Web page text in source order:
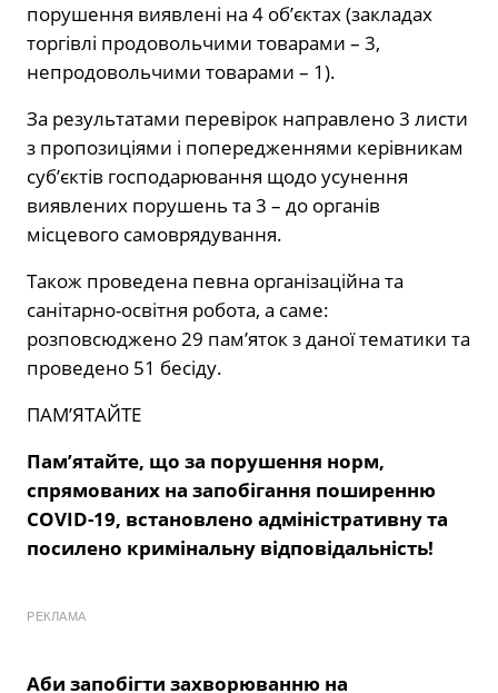
порушення виявлені на 4 об’єктах (закладах
торгівлі продовольчими товарами – 3,
непродовольчими товарами – 1).
За результатами перевірок направлено 3 листи
з пропозиціями і попередженнями керівникам
суб’єктів господарювання щодо усунення
виявлених порушень та 3 – до органів
місцевого самоврядування.
Також проведена певна організаційна та
санітарно-освітня робота, а саме:
розповсюджено 29 пам’яток з даної тематики та
проведено 51 бесіду.
ПАМ’ЯТАЙТЕ
Пам’ятайте, що за порушення норм,
спрямованих на запобігання поширенню
COVID-19, встановлено адміністративну та
посилено кримінальну відповідальність!
РЕКЛАМА
Аби запобігти захворюванню на